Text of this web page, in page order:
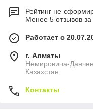
Рейтинг не
Менее 5 отзывов
Работает с
г. Алматы
Немировича-
Казахстан
Контакты